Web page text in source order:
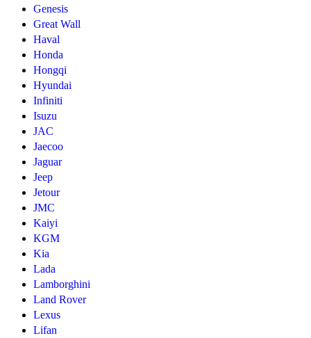
Genesis
Great Wall
Haval
Honda
Hongqi
Hyundai
Infiniti
Isuzu
JAC
Jaecoo
Jaguar
Jeep
Jetour
JMC
Kaiyi
KGM
Kia
Lada
Lamborghini
Land Rover
Lexus
Lifan